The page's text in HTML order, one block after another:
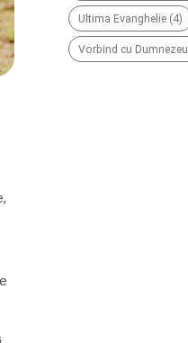
Ultima Evanghelie (4)
Vorbind cu Dumnezeu